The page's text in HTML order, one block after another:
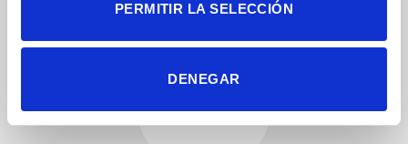
PERMITIR LA SELECCIÓN
DENEGAR